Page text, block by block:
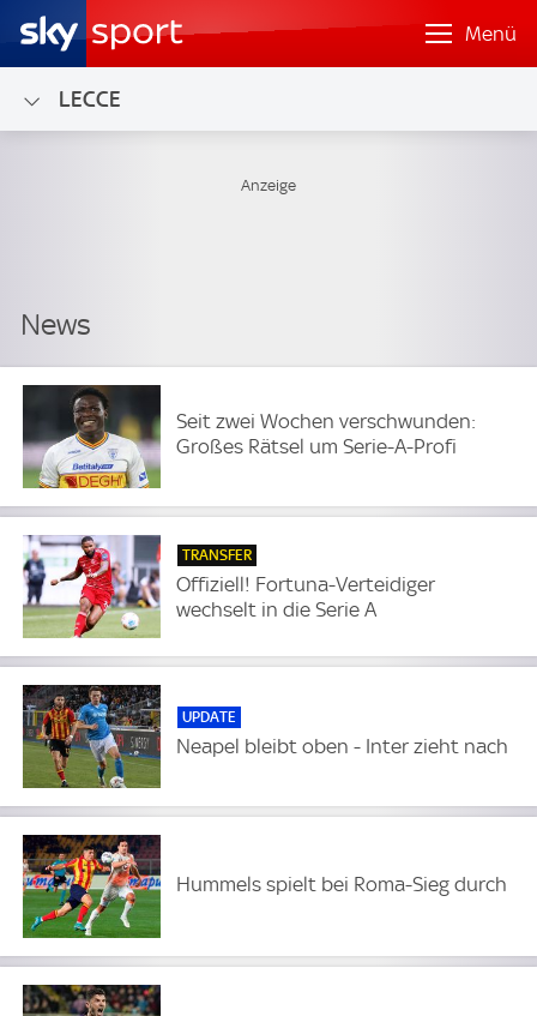
Menü
LECCE
Seit zwei Wochen verschwunden:
Großes Rätsel um Serie-A-Profi
TRANSFER
Offiziell! Fortuna-Verteidiger
wechselt in die Serie A
UPDATE
Neapel bleibt oben - Inter zieht nach
Hummels spielt bei Roma-Sieg durch